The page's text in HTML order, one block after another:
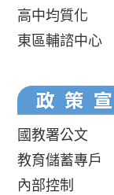
高中均質化
東區輔諮中心
國教署公文
教育儲蓄專戶
內部控制